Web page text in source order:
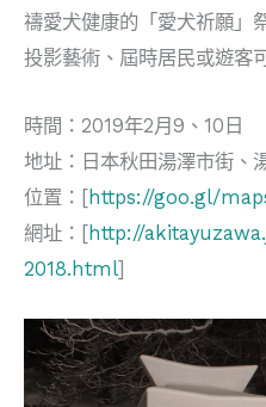
禱愛犬健康的「愛犬祈願」
投影藝術、屆時居民或遊客
時間：2019年2月9、10日
地址：日本秋田湯澤市街、
位置：[https://goo.gl/
網址：[http://
2018.html]